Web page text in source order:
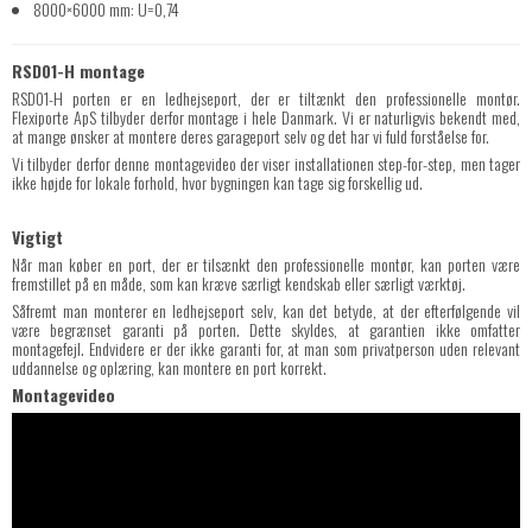
8000×6000 mm: U=0,74
RSD01-H montage
RSD01-H porten er en ledhejseport, der er tiltænkt den professionelle montør.
Flexiporte ApS tilbyder derfor montage i hele Danmark. Vi er naturligvis bekendt med,
at mange ønsker at montere deres garageport selv og det har vi fuld forståelse for.
Vi tilbyder derfor denne montagevideo der viser installationen step-for-step, men tager
ikke højde for lokale forhold, hvor bygningen kan tage sig forskellig ud.
Vigtigt
Når man køber en port, der er tilsænkt den professionelle montør, kan porten være
fremstillet på en måde, som kan kræve særligt kendskab eller særligt værktøj.
Såfremt man monterer en ledhejseport selv, kan det betyde, at der efterfølgende vil
være begrænset garanti på porten. Dette skyldes, at garantien ikke omfatter
montagefejl. Endvidere er der ikke garanti for, at man som privatperson uden relevant
uddannelse og oplæring, kan montere en port korrekt.
Montagevideo